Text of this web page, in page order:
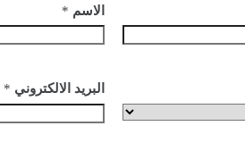
الاسم *
البريد الالكتروني *